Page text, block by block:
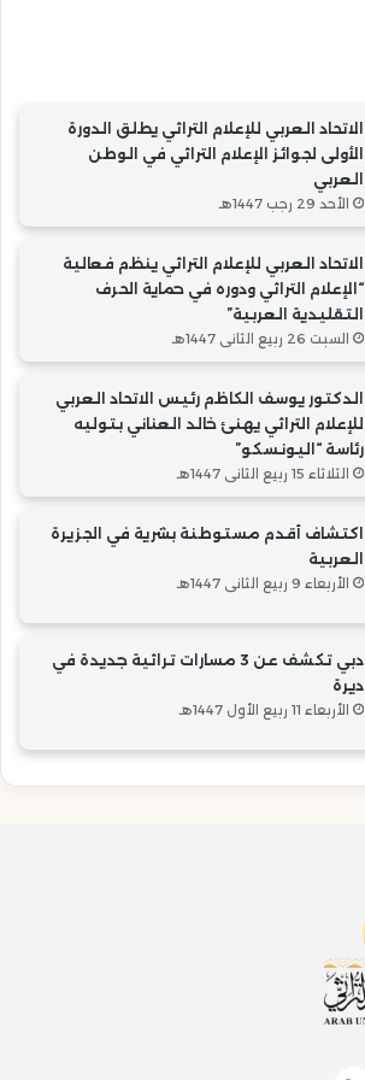
الاتحاد العربي للإعلام التراثي يطلق الدورة
الأولى لجوائز الإعلام التراثي في الوطن
العربي
الأحد 29 رجب 1447هـ
الاتحاد العربي للإعلام التراثي ينظم فعالية
“الإعلام التراثي ودوره في حماية الحرف
التقليدية العربية”
السبت 26 ربيع الثاني 1447هـ
الدكتور يوسف الكاظم رئيس الاتحاد العربي
للإعلام التراثي يهنئ خالد العناني بتوليه
رئاسة “اليونسكو”
الثلاثاء 15 ربيع الثاني 1447هـ
اكتشاف أقدم مستوطنة بشرية في الجزيرة
العربية
الأربعاء 9 ربيع الثاني 1447هـ
دبي تكشف عن 3 مسارات تراثية جديدة في
ديرة
الأربعاء 11 ربيع الأول 1447هـ